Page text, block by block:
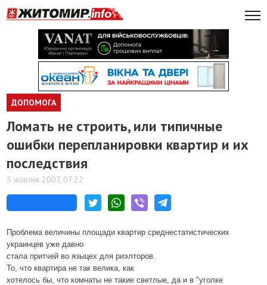
ДОПОМОГА
Ломать не строить, или типичные
ошибки перепланировки квартир и их
последствия
5 жовтня 2007, 07:22
Проблема величины площади квартир среднестатистических
украинцев уже давно
стала притчей во языцех для риэлторов.
То, что квартира не так велика, как
хотелось бы, что комнаты не такие светлые, да и в "уголке